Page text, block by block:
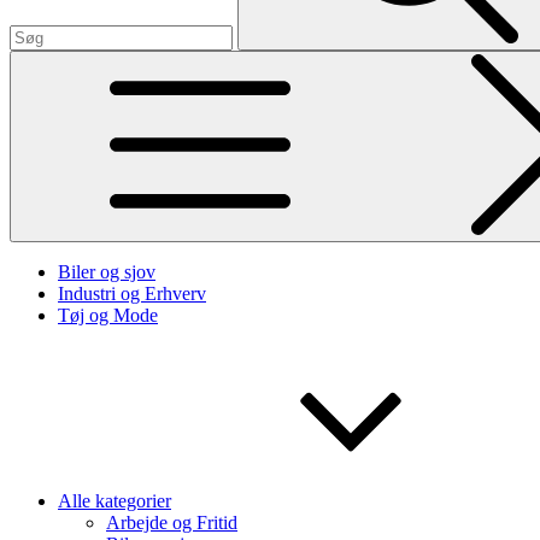
Biler og sjov
Industri og Erhverv
Tøj og Mode
Alle kategorier
Arbejde og Fritid